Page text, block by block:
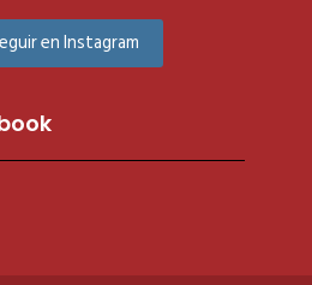
en Instagram